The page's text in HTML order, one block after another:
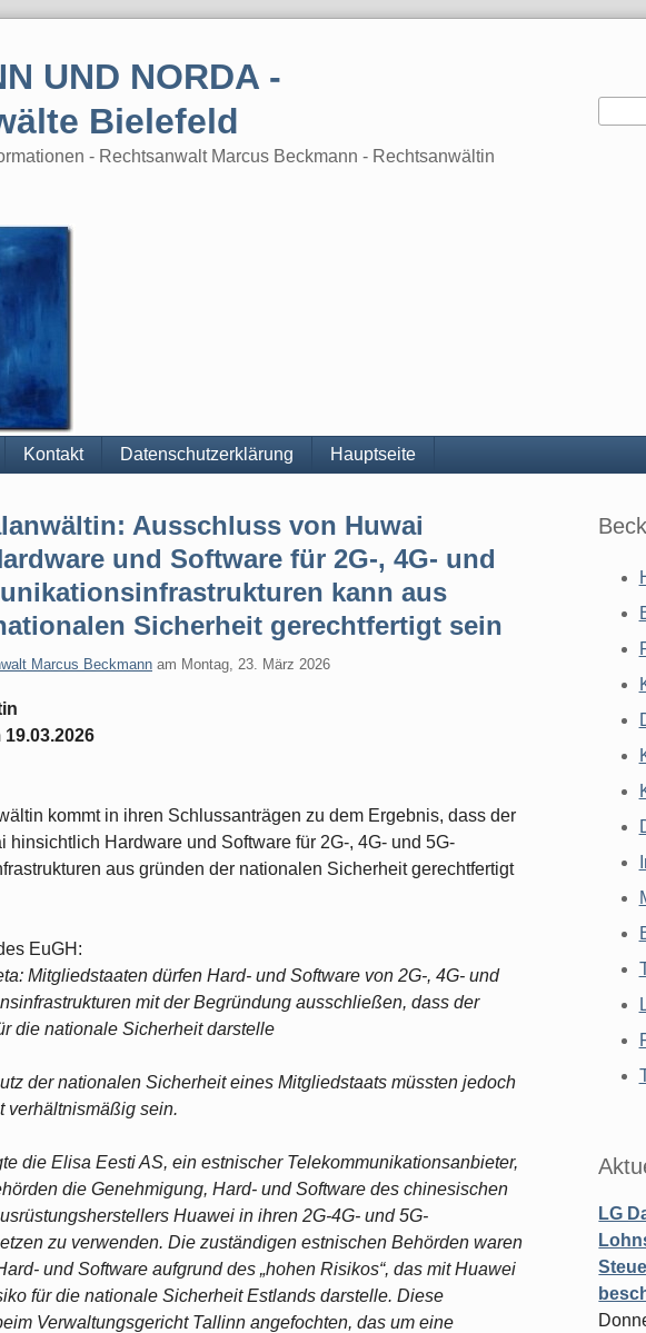
UND NORDA -
Bielefeld
- Rechtsanwalt Marcus Beckmann - Rechtsanwältin
Kontakt Datenschutzerklärung Hauptseite
Ausschluss von Huwai
und Software für 2G-, 4G- und
kann aus
Sicherheit gerechtfertigt sein
Marcus Beckmann am Montag, 23. März 2026
kommt in ihren Schlussanträgen zu dem Ergebnis, dass der
hinsichtlich Hardware und Software für 2G-, 4G- und 5G-
aus gründen der nationalen Sicherheit gerechtfertigt
EuGH:
Mitgliedstaaten dürfen Hard- und Software von 2G-, 4G- und
mit der Begründung ausschließen, dass der
die nationale Sicherheit darstelle
der nationalen Sicherheit eines Mitgliedstaats müssten jedoch
verhältnismäßig sein.
die Elisa Eesti AS, ein estnischer Telekommunikationsanbieter,
die Genehmigung, Hard- und Software des chinesischen
Huawei in ihren 2G-4G- und 5G-
zu verwenden. Die zuständigen estnischen Behörden waren
und Software aufgrund des „hohen Risikos“, das mit Huawei
für die nationale Sicherheit Estlands darstelle. Diese
Verwaltungsgericht Tallinn angefochten, das um eine
LG